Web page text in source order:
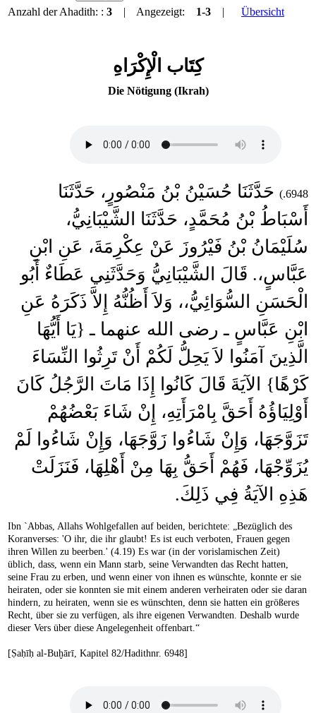
Anzahl der Ahadith: : 3 | Angezeigt: 1-3 | Übersicht
كِتَاب الْإِكْرَاهِ
Die Nötigung (Ikrah)
6948.)
حَدَّثَنَا حُسَيْنُ بْنُ مَنْصُورٍ، حَدَّثَنَا
أَسْبَاطُ بْنُ مُحَمَّدٍ، حَدَّثَنَا الشَّيْبَانِيُّ،
سُلَيْمَانُ بْنُ فَيْرُوزَ عَنْ عِكْرِمَةَ، عَنِ ابْنِ
عَبَّاسٍ،‏.‏ قَالَ الشَّيْبَانِيُّ وَحَدَّثَنِي عَطَاءٌ أَبُو
الْحَسَنِ السُّوَائِيُّ،، وَلاَ أَظُنُّهُ إِلاَّ ذَكَرَهُ عَنِ
ابْنِ عَبَّاسٍ ـ رضى الله عنهما ـ ‏{‏يَا أَيُّهَا
الَّذِينَ آمَنُوا لاَ يَحِلُّ لَكُمْ أَنْ تَرِثُوا النِّسَاءَ
كَرْهًا‏}‏ الآيَةَ قَالَ كَانُوا إِذَا مَاتَ الرَّجُلُ كَانَ
أَوْلِيَاؤُهُ أَحَقَّ بِامْرَأَتِهِ، إِنْ شَاءَ بَعْضُهُمْ
تَزَوَّجَهَا، وَإِنْ شَاءُوا زَوَّجَهَا، وَإِنْ شَاءُوا لَمْ
يُزَوِّجْهَا، فَهُمْ أَحَقُّ بِهَا مِنْ أَهْلِهَا، فَنَزَلَتْ
هَذِهِ الآيَةُ فِي ذَلِكَ‏.‏
Ibn `Abbas, Allahs Wohlgefallen auf beiden, berichtete: „Bezüglich des
Koranverses: 'O ihr, die ihr glaubt! Es ist euch verboten, Frauen gegen
ihren Willen zu beerben.' (4.19) Es war (in der vorislamischen Zeit)
üblich, dass, wenn ein Mann starb, seine Verwandten das Recht hatten,
seine Frau zu erben, und wenn einer von ihnen es wünschte, konnte er sie
heiraten, oder sie konnten sie mit einem anderen verheiraten oder sie daran
hindern, zu heiraten, wenn sie es wünschten, denn sie hatten ein größeres
Recht, über sie zu verfügen, als ihre eigenen Verwandten. Deshalb wurde
dieser Vers über diese Angelegenheit offenbart.“
[Ṣaḥīḥ al-Buḫārī, Kapitel 82/Hadithnr. 6948]